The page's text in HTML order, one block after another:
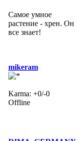
Самое умное
растение - хрен. Он
все знает!
mikeram
Karma: +0/-0
Offline